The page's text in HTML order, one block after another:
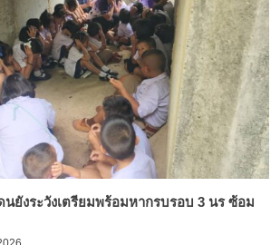
ยังระวังเตรียมพร้อมหากรบรอบ 3 นร ซ้อม